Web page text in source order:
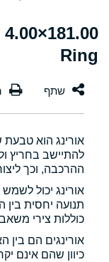
Ring
אורינג הוא
להתיישב בחריץ
ההרכבה, וכך
אורינג יכול
תנועה יחסית בין
כוללות צירי
אורינגים הם בין
כיוון שהם אינם